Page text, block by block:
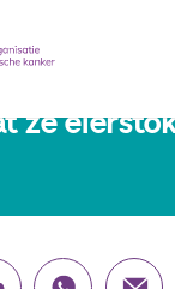
kankers
‘Mijn
in het
ze